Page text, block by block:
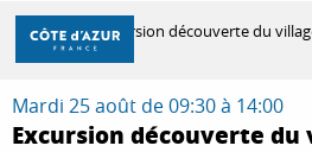
Aller
contenu
principal
DÉCOUVRIR
Accueil Excursion découverte du
Mardi 25 août de 09:30 à 14:00
Excursion découverte du